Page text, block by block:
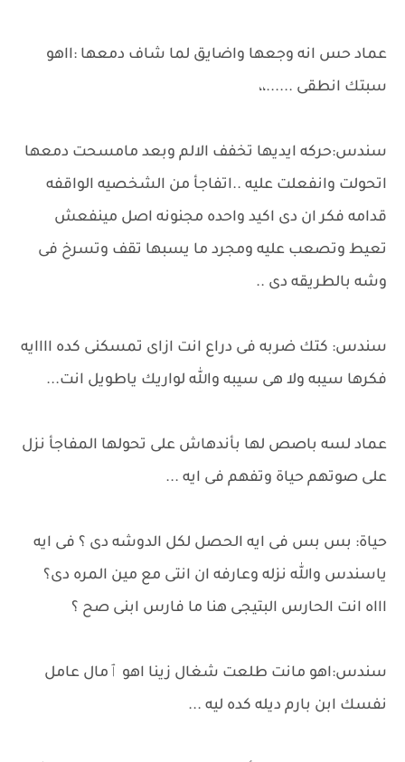
عماد حس انه وجعها واضايق لما شاف دمعها :ااهو
سبتك انطقى ......،،
سندس:حركه ايديها تخفف الالم وبعد مامسحت دمعها
اتحولت وانفعلت عليه ..اتفاجأ من الشخصيه الواقفه
قدامه فكر ان دى اكيد واحده مجنونه اصل مينفعش
تعيط وتصعب عليه ومجرد ما يسبها تقف وتسرخ فى
وشه بالطريقه دى ..
سندس: كتك ضربه فى دراع انت ازاى تمسكنى كده اااايه
فكرها سيبه ولا هى سيبه والله لواريك ياطويل انت...
عماد لسه باصص لها بأندهاش على تحولها المفاجأ نزل
على صوتهم حياة وتفهم فى ايه ...
حياة: بس بس فى ايه الحصل لكل الدوشه دى ؟ فى ايه
ياسندس والله نزله وعارفه ان انتى مع مين المره دى؟
اااه انت الحارس البتيجى هنا ما فارس ابنى صح ؟
سندس:اهو مانت طلعت شغال زينا اهو ٱمال عامل
نفسك ابن بارم ديله كده ليه ...